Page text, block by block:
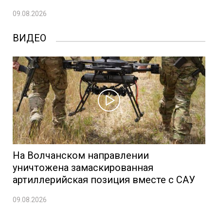
09.08.2026
ВИДЕО
На Волчанском направлении
уничтожена замаскированная
артиллерийская позиция вместе с САУ
09.08.2026